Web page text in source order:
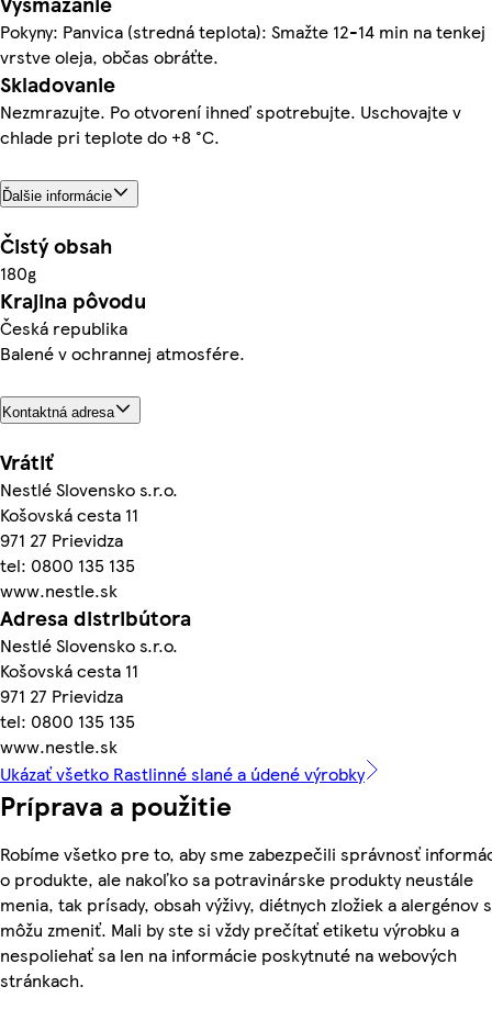
Pokyny: Panvica (stredná teplota): Smažte 12-14 min na tenkej
vrstve oleja, občas obráťte.
Skladovanie
Nezmrazujte. Po otvorení ihneď spotrebujte. Uschovajte v
chlade pri teplote do +8 °C.
Ďalšie informácie
Čistý obsah
180g
Krajina pôvodu
Česká republika
Balené v ochrannej atmosfére.
Kontaktná adresa
Vrátiť
Nestlé Slovensko s.r.o.
Košovská cesta 11
971 27 Prievidza
tel: 0800 135 135
www.nestle.sk
Adresa distribútora
Nestlé Slovensko s.r.o.
Košovská cesta 11
971 27 Prievidza
tel: 0800 135 135
www.nestle.sk
Ukázať všetko Rastlinné slané a údené výrobky
Príprava a použitie
Robíme všetko pre to, aby sme zabezpečili správnosť
o produkte, ale nakoľko sa potravinárske produkty neustále
menia, tak prísady, obsah výživy, diétnych zložiek a alergénov
môžu zmeniť. Mali by ste si vždy prečítať etiketu výrobku a
nespoliehať sa len na informácie poskytnuté na webových
stránkach.